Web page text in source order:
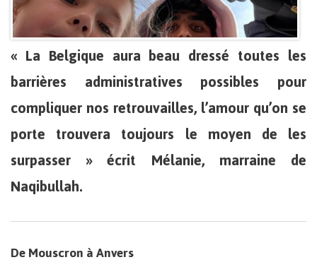
« La Belgique aura beau dressé toutes les
barrières administratives possibles pour
compliquer nos retrouvailles, l’amour qu’on se
porte trouvera toujours le moyen de les
surpasser » écrit Mélanie, marraine de
Naqibullah.
De Mouscron à Anvers